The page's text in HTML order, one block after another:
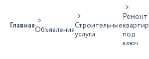
ГлавнаяОбъявленияСтроительные
услуги
Ремонт
квартир
под
ключ